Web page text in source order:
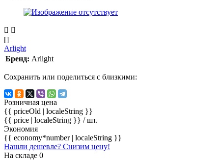
[]
Arlight
Бренд: Arlight
Сохранить или поделиться с близкими:
Розничная цена
{{ priceOld | localeString }}
{{ price | localeString }} / шт.
Экономия
{{ economy*number | localeString }}
Нашли дешевле? Снизим цену!
На складе 0